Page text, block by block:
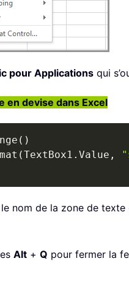
pour Applications qui
en devise dans Excel
( )
(TextBox1 . Value ,
nom de la zone de
Alt + Q pour fermer la